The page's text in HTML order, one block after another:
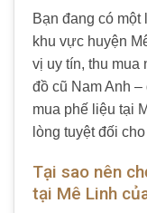
Bạn đang có
khu vực huyện
vị uy tín, thu mua
đồ cũ Nam Anh
mua phế liệu tại
lòng tuyệt đối
Tại sao nên
tại Mê Linh